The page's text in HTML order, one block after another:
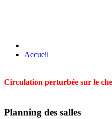
Accueil
Circulation perturbée sur le
Planning des salles